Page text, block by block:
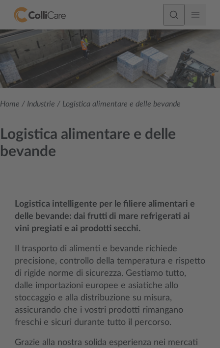
Home / Industrie / Logistica alimentare e delle bevande
Logistica alimentare e delle
bevande
Logistica intelligente per le filiere alimentari e
delle bevande: dai frutti di mare refrigerati ai
vini pregiati e ai prodotti secchi.
Il trasporto di alimenti e bevande richiede
precisione, controllo della temperatura e rispetto
di rigide norme di sicurezza. Gestiamo tutto,
dalle importazioni europee e asiatiche allo
stoccaggio e alla distribuzione su misura,
assicurando che i vostri prodotti rimangano
freschi e sicuri durante tutto il percorso.
Grazie alla nostra solida esperienza nei mercati